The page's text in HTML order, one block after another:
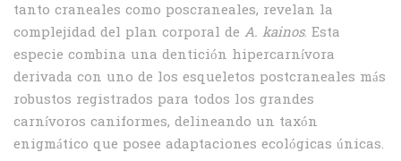
tanto craneales como poscraneales, revelan la
complejidad del plan corporal de A. kainos. Esta
especie combina una dentición hipercarnívora
derivada con uno de los esqueletos postcraneales más
robustos registrados para todos los grandes
carnívoros caniformes, delineando un taxón
enigmático que posee adaptaciones ecológicas únicas.